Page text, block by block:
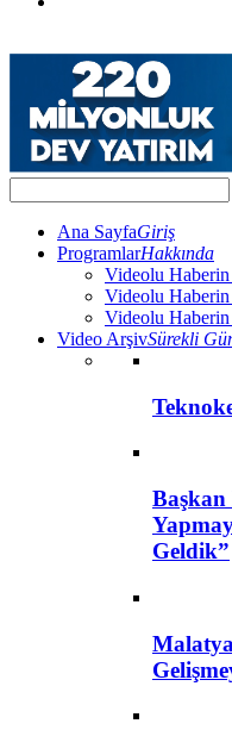
Ana SayfaGiriş
ProgramlarHakkında
Videolu
Videolu
Videolu
Video ArşivSürekli
Başkan
Geldik”